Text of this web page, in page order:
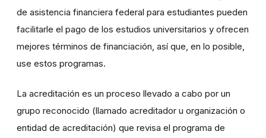
de asistencia financiera federal para estudiantes pueden
facilitarle el pago de los estudios universitarios y ofrecen
mejores términos de financiación, así que, en lo posible,
use estos programas.
La acreditación es un proceso llevado a cabo por un
grupo reconocido (llamado acreditador u organización o
entidad de acreditación) que revisa el programa de